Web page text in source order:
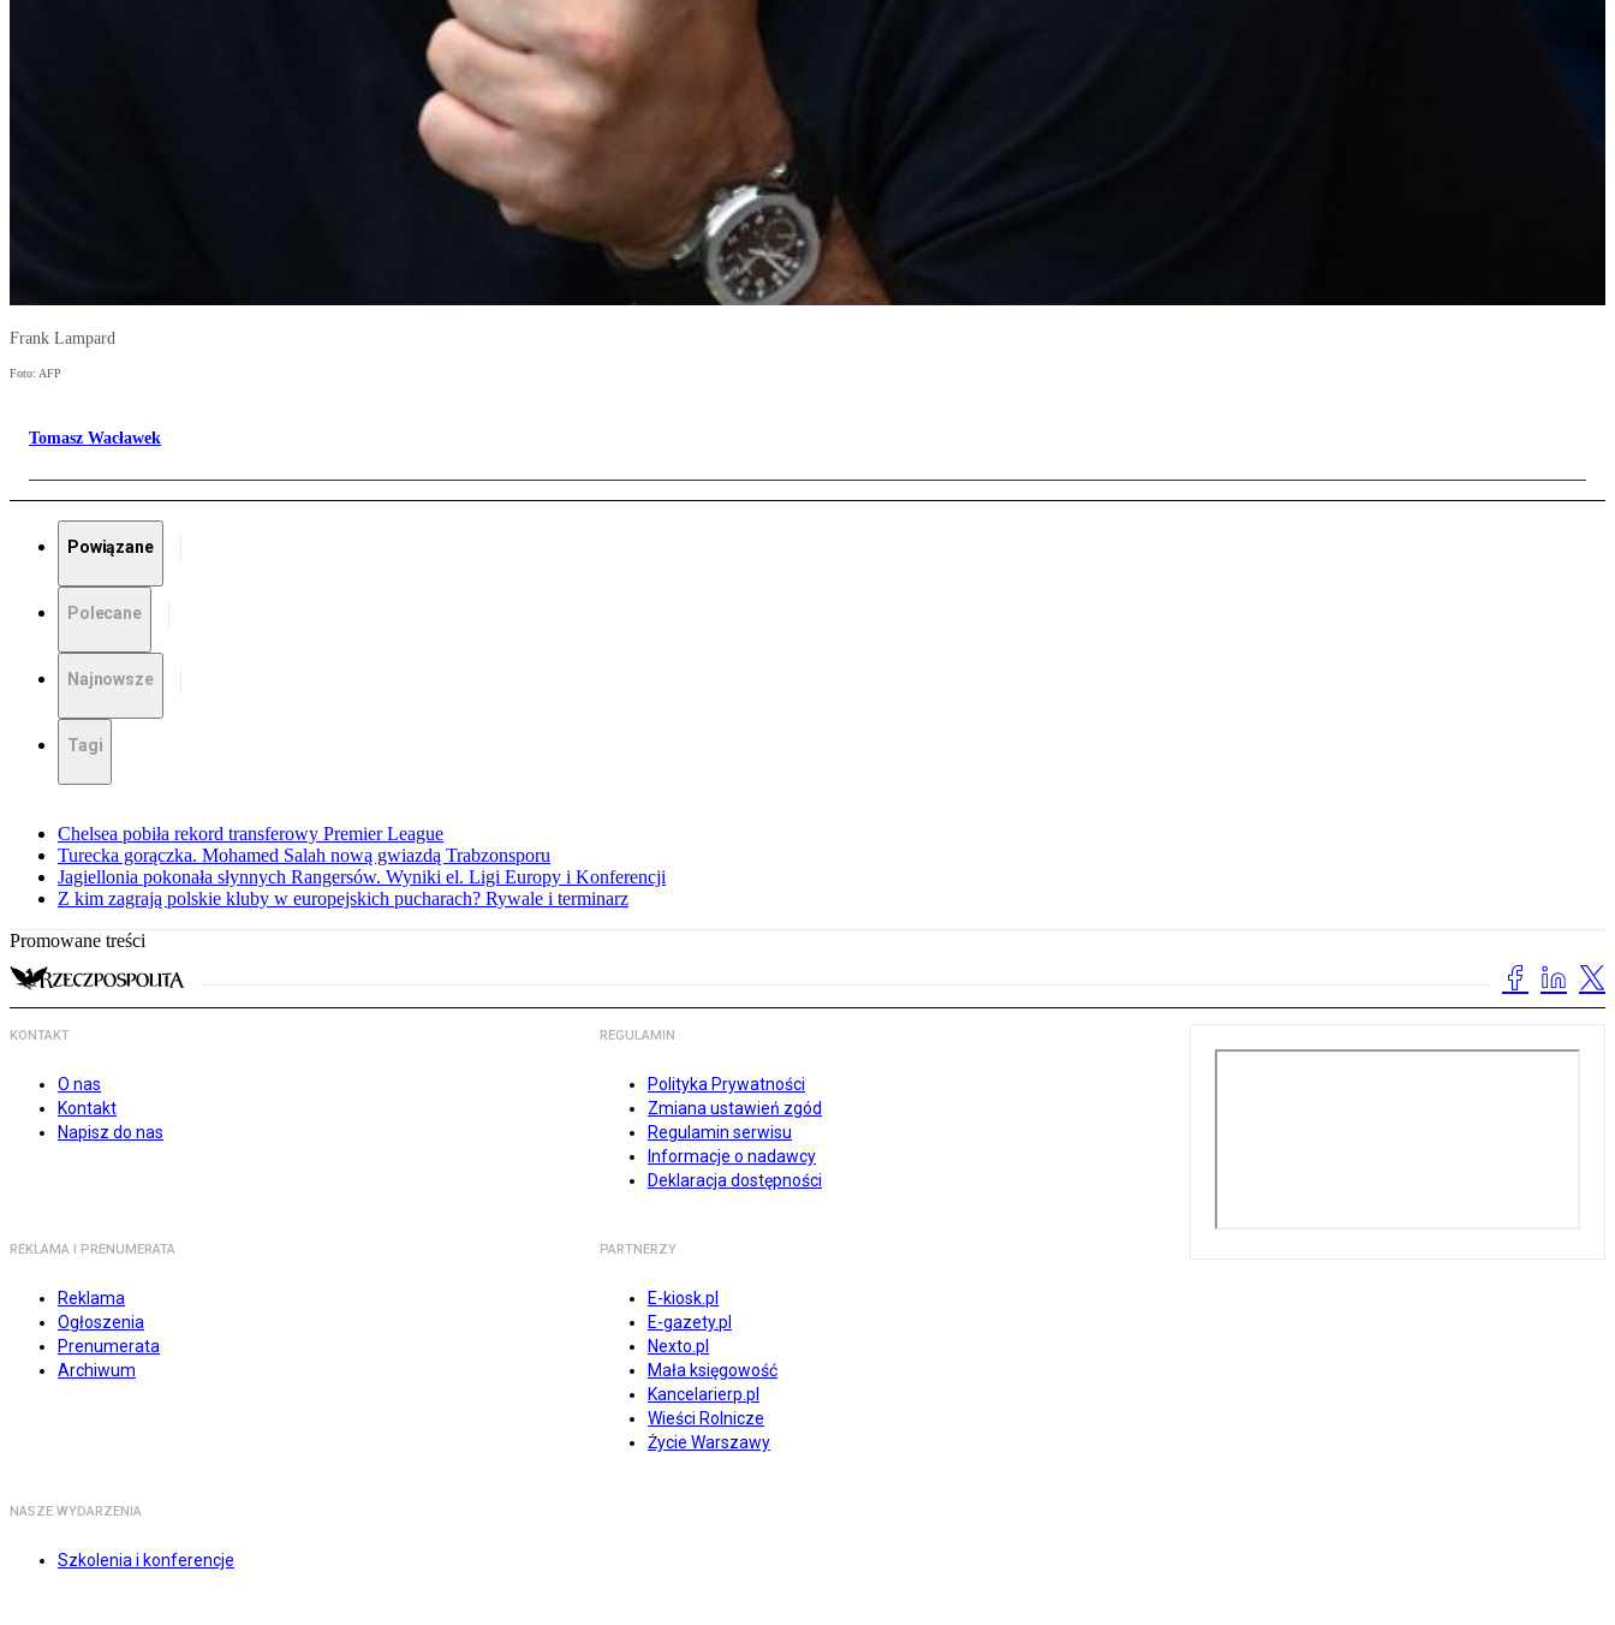
Frank Lampard
Foto: AFP
Tomasz Wacławek
Powiązane
Polecane
Najnowsze
Tagi
Chelsea pobiła rekord transferowy Premier League
Turecka gorączka. Mohamed Salah nową gwiazdą Trabzonsporu
Jagiellonia pokonała słynnych Rangersów. Wyniki el. Ligi Europy i Konferencji
Z kim zagrają polskie kluby w europejskich pucharach? Rywale i terminarz
Promowane treści
KONTAKT
O nas
Kontakt
Napisz do nas
REGULAMIN
Polityka Prywatności
Zmiana ustawień zgód
Regulamin serwisu
Informacje o nadawcy
Deklaracja dostępności
REKLAMA I PRENUMERATA
Reklama
Ogłoszenia
Prenumerata
Archiwum
PARTNERZY
E-kiosk.pl
E-gazety.pl
Nexto.pl
Mała księgowość
Kancelarierp.pl
Wieści Rolnicze
Życie Warszawy
NASZE WYDARZENIA
Szkolenia i konferencje